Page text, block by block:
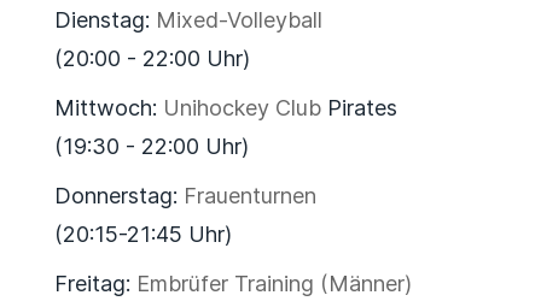
Dienstag: Mixed-Volleyball
(20:00 - 22:00 Uhr)
Mittwoch: Unihockey ClubPirates
(19:30 - 22:00 Uhr)
Donnerstag: Frauenturnen
(20:15-21:45 Uhr)
Freitag: Embrüfer Training (Männer)